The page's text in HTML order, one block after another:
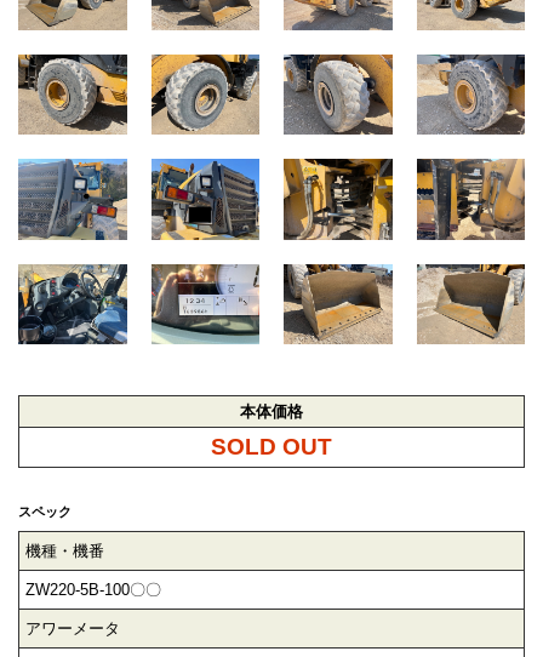
本体価格
SOLD OUT
スペック
機種・機番
ZW220-5B-100〇〇
アワーメータ